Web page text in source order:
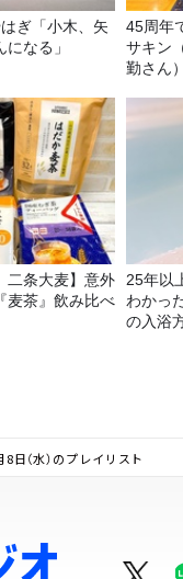
ぎ「小木、矢
なる」
45周年
サキン
勤さん
二条大麦】意外
麦茶』飲み比べ
25年以
わかっ
の入浴
8日（水）のプレイリスト